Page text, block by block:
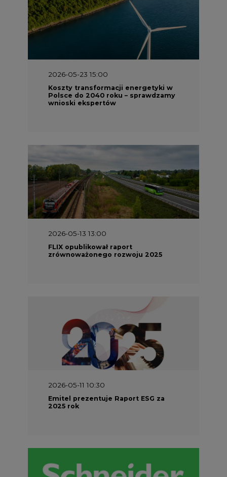
Koszty transformacji energetyki w
Polsce do 2040 roku – sprawdzamy
wnioski ekspertów
2026-05-13 13:00
FLIX opublikował raport
zrównoważonego rozwoju 2025
2026-05-11 10:30
Emitel prezentuje Raport ESG za
2025 rok